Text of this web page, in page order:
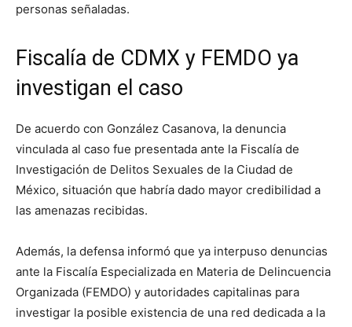
personas señaladas.
Fiscalía de CDMX y FEMDO ya
investigan el caso
De acuerdo con González Casanova, la denuncia
vinculada al caso fue presentada ante la Fiscalía de
Investigación de Delitos Sexuales de la Ciudad de
México, situación que habría dado mayor credibilidad a
las amenazas recibidas.
Además, la defensa informó que ya interpuso denuncias
ante la Fiscalía Especializada en Materia de Delincuencia
Organizada (FEMDO) y autoridades capitalinas para
investigar la posible existencia de una red dedicada a la